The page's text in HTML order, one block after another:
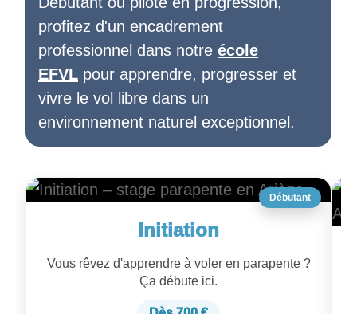
profitez d'un encadrement
professionnel dans notre école
EFVL pour apprendre, progresser et
vivre le vol libre dans un
environnement naturel exceptionnel.
Débutant
Initiation
Vous rêvez d'apprendre à voler en parapente ?
Ça débute ici.